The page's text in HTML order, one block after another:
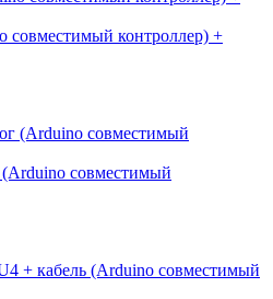
контроллер) +
совместимый